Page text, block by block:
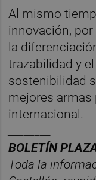
Al mismo
innovación,
la
trazabilidad y
sostenibilidad
mejores armas
internacional.
BOLETÍN
Toda la